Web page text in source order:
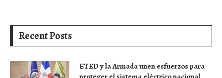
Recent Posts
ETED y la Armada unen esfuerzos para